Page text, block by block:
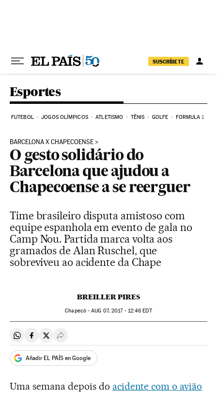
SUSCRÍBETE
Esportes
FUTEBOL JOGOS OLÍMPICOS ATLETISMO TÊNIS GOLFE FORMULA 1
BARCELONA X CHAPECOENSE
O gesto solidário do
Barcelona que ajudou a
Chapecoense a se reerguer
Time brasileiro disputa amistoso com
equipe espanhola em evento de gala no
Camp Nou. Partida marca volta aos
gramados de Alan Ruschel, que
sobreviveu ao acidente da Chape
BREILLER PIRES
Chapecó -AUG 07, 2017 - 12:46 EDT
Compartir en Whatsapp
Compartir en Facebook
Compartir en Twitter
Desplegar Redes Sociales
Añadir EL PAÍS en Google
Uma semana depois do acidente com o avião